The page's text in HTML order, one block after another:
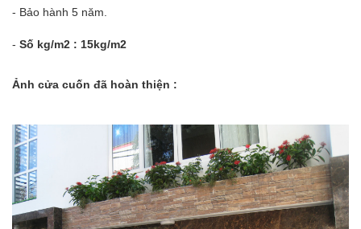
- Bảo hành 5 năm.
- Số kg/m2 : 15kg/m2
Ảnh cửa cuốn đã hoàn thiện :